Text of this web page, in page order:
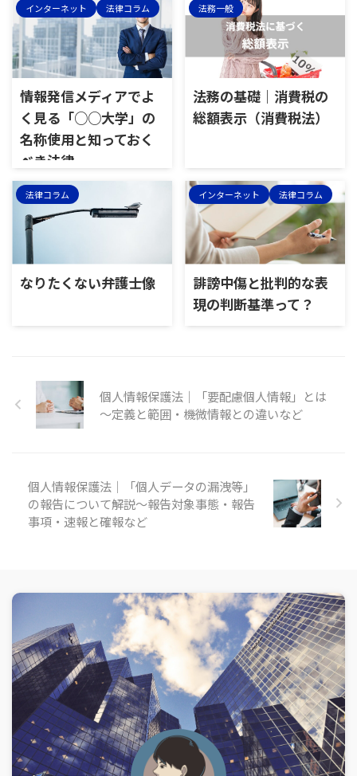
インターネット 法律コラム
情報発信メディアでよ
く見る「○○大学」の
名称使用と知っておく
べき法律
法務一般
法務の基礎｜消費税の
総額表示（消費税法）
法律コラム
なりたくない弁護士像
インターネット 法律コラム
誹謗中傷と批判的な表
現の判断基準って？
個人情報保護法｜「要配慮個人情報」とは
～定義と範囲・機微情報との違いなど
個人情報保護法｜「個人データの漏洩等」
の報告について解説～報告対象事態・報告
事項・速報と確報など